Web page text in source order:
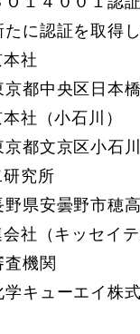
たに認証を取得
社
中央区日本橋
社（小石川）
文京区小石川
究所
安曇野市穂高
社（キッセイテ
査機関
キューエイ株